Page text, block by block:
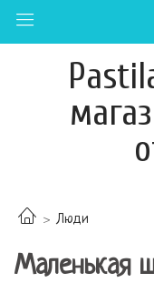
Люди
Маленькая